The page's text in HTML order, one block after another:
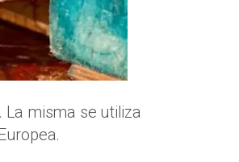
La misma se utiliza